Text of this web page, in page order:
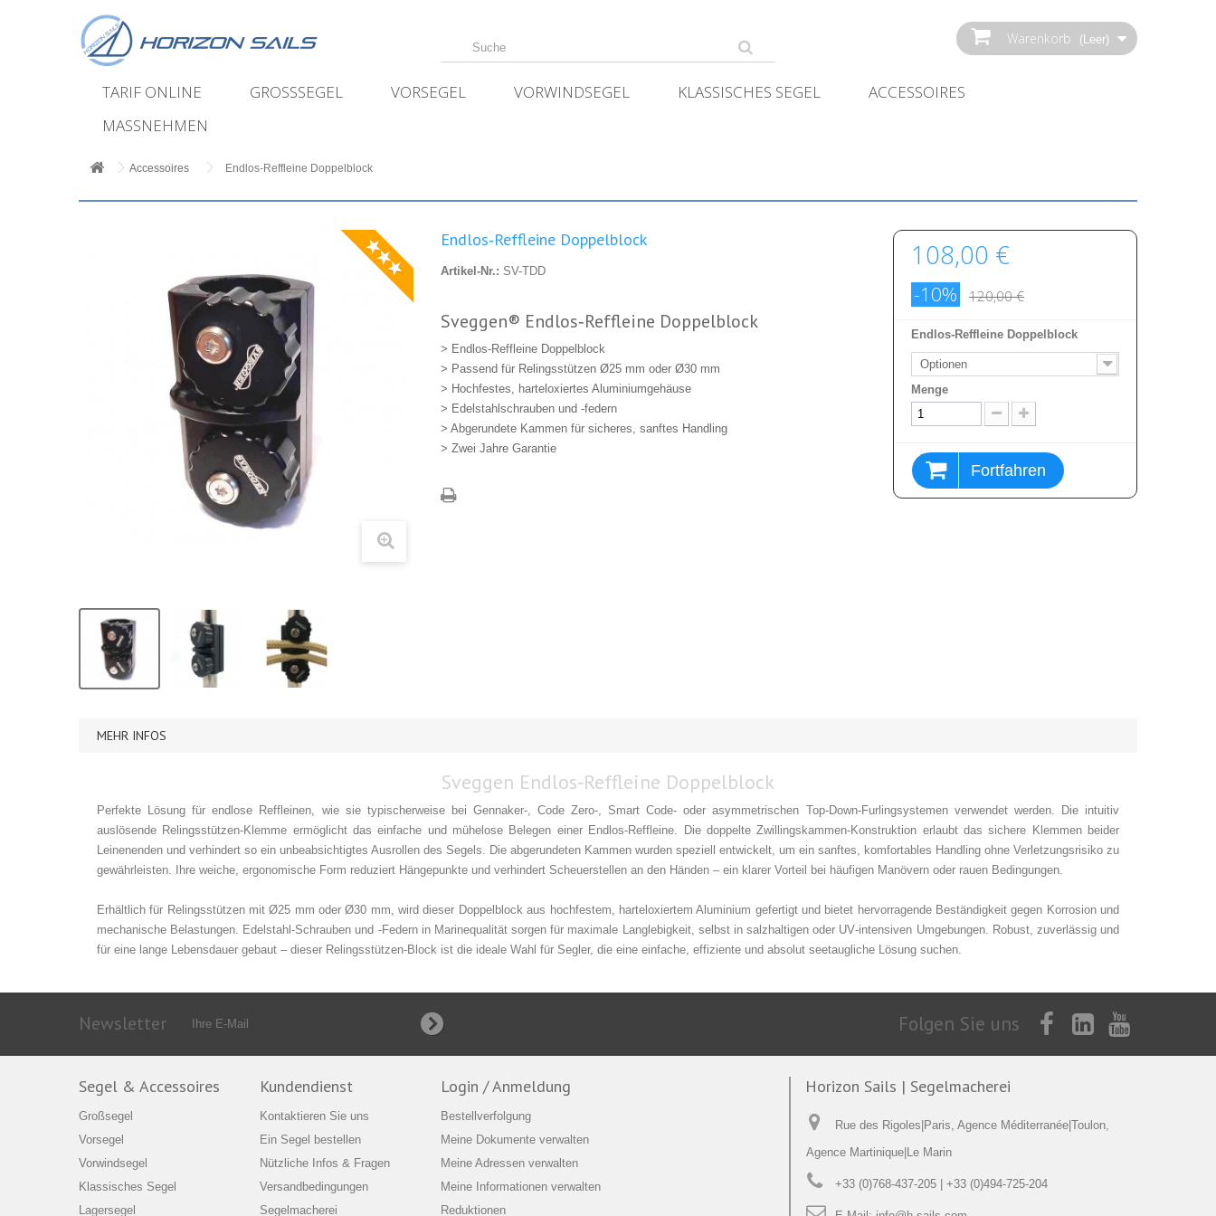
Warenkorb (Leer)
TARIF ONLINE GROSSSEGEL VORSEGEL VORWINDSEGEL KLASSISCHES SEGEL
ACCESSOIRES
MASSNEHMEN
Accessoires Endlos‑Reffleine Doppelblock
★★★ Endlos‑Reffleine Doppelblock
Artikel-Nr.: SV-TDD
Sveggen® Endlos‑Reffleine Doppelblock
> Endlos‑Reffleine Doppelblock
> Passend für Relingsstützen Ø25 mm oder Ø30 mm
> Hochfestes, harteloxiertes Aluminiumgehäuse
> Edelstahlschrauben und -federn
> Abgerundete Kammen für sicheres, sanftes Handling
> Zwei Jahre Garantie
108,00 €
-10% 120,00 €
Endlos-Reffleine Doppelblock
Optionen
Menge
Fortfahren
MEHR INFOS
Sveggen Endlos‑Reffleine Doppelblock
Perfekte Lösung für endlose Reffleinen, wie sie typischerweise bei Gennaker‑, Code Zero‑, Smart Code‑ oder asymmetrischen Top‑Down‑Furlingsystemen verwendet werden. Die intuitiv
auslösende Relingsstützen‑Klemme ermöglicht das einfache und mühelose Belegen einer Endlos‑Reffleine. Die doppelte Zwillingskammen‑Konstruktion erlaubt das sichere Klemmen beider
Leinenenden und verhindert so ein unbeabsichtigtes Ausrollen des Segels. Die abgerundeten Kammen wurden speziell entwickelt, um ein sanftes, komfortables Handling ohne Verletzungsrisiko zu
gewährleisten. Ihre weiche, ergonomische Form reduziert Hängepunkte und verhindert Scheuerstellen an den Händen – ein klarer Vorteil bei häufigen Manövern oder rauen Bedingungen.
Erhältlich für Relingsstützen mit Ø25 mm oder Ø30 mm, wird dieser Doppelblock aus hochfestem, harteloxiertem Aluminium gefertigt und bietet hervorragende Beständigkeit gegen Korrosion und
mechanische Belastungen. Edelstahl‑Schrauben und -Federn in Marinequalität sorgen für maximale Langlebigkeit, selbst in salzhaltigen oder UV‑intensiven Umgebungen. Robust, zuverlässig und
für eine lange Lebensdauer gebaut – dieser Relingsstützen‑Block ist die ideale Wahl für Segler, die eine einfache, effiziente und absolut seetaugliche Lösung suchen.
Newsletter Folgen Sie uns
Segel & Accessoires
Großsegel
Vorsegel
Vorwindsegel
Klassisches Segel
Lagersegel
Kundendienst
Kontaktieren Sie uns
Ein Segel bestellen
Nützliche Infos & Fragen
Versandbedingungen
Segelmacherei
Login / Anmeldung
Bestellverfolgung
Meine Dokumente verwalten
Meine Adressen verwalten
Meine Informationen verwalten
Reduktionen
Horizon Sails | Segelmacherei
Rue des Rigoles|Paris, Agence Méditerranée|Toulon,
Agence Martinique|Le Marin
+33 (0)768-437-205 | +33 (0)494-725-204